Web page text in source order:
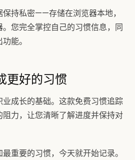
持私密——存储在浏览器本地，
您完全掌控自己的习惯信息，同
能。
更好的习惯
成长的基础。这款免费习惯追踪
力，让您清晰了解进度并保持对
重要的习惯，今天就开始记录。